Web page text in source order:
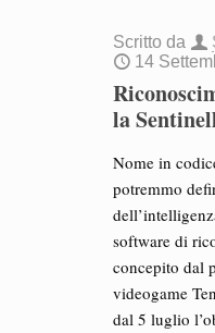
Scritto da
14
la
Nome in
potremmo
software di
concepito dal
videogame
dal 5 luglio